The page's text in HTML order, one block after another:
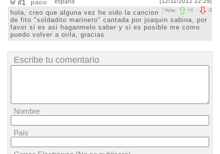
#1 paco españa
-3
Vota: +1
hola, creo que alguna vez he oido la cancion
de fito "soldadito marinero" cantada por joaquin sabina, por
favor si es asi haganmelo saber y si es posible me como
puedo volver a oirla, gracias
Escribe tu comentario
Nombre
País